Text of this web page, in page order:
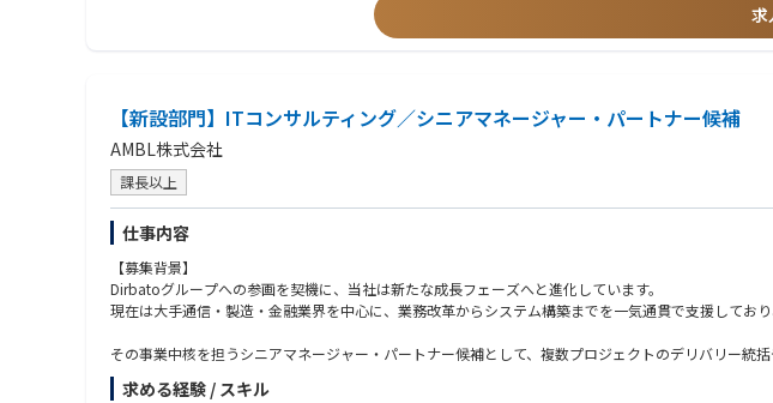
・侵入前提のレジリエンス設計：防御に加え、侵害時の判断・復旧・再発防止までをBCP/DRと統合。
求
【新設部門】ITコンサルティング／シニアマネージャー・パートナー候補
AMBL株式会社
課長以上
仕事内容
【募集背景】
Dirbatoグループへの参画を契機に、当社は新たな成長フェーズへと進化しています。
現在は大手通信・製造・金融業界を中心に、業務改革からシステム構築までを一気通貫で支援してお
その事業中核を担うシニアマネージャー・パートナー候補として、複数プロジェクトのデリバリー統
HP掲載：https://www.ambl.co.jp/news/detail/20251023_36474/
求める経験 / スキル